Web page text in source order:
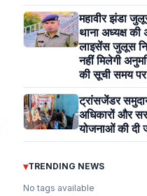
महावीर झंडा
थाना अध्यक्ष की
लाइसेंस जुलूस
नहीं मिलेगी
की सूची समय पर
ट्रांसजेंडर
अधिकारों और
योजनाओं की दी
▾TRENDING NEWS
No tags available